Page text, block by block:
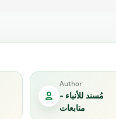
Author
مُسند للأنباء -
متابعات